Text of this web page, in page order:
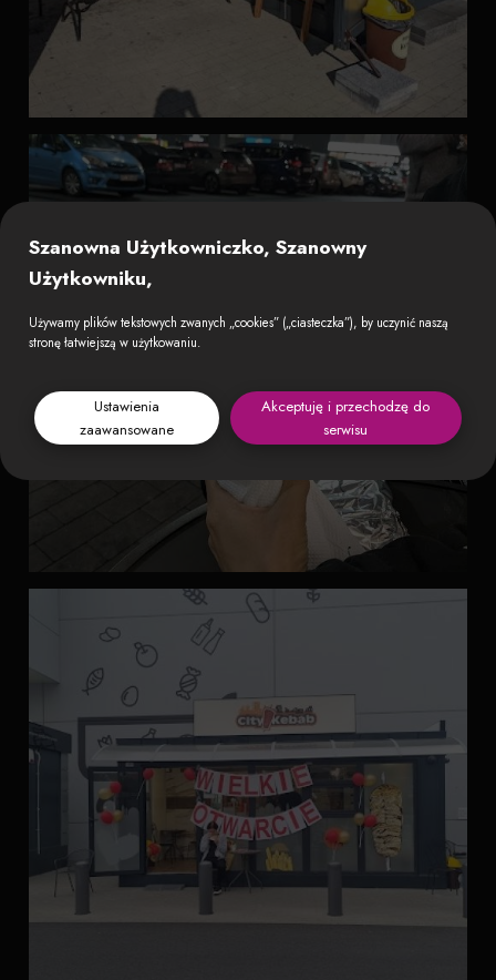
Szanowna Użytkowniczko, Szanowny
Użytkowniku,
Używamy plików tekstowych zwanych „cookies” („ciasteczka”), by uczynić naszą
stronę łatwiejszą w użytkowaniu.
Ustawienia
zaawansowane
Akceptuję i przechodzę do
serwisu